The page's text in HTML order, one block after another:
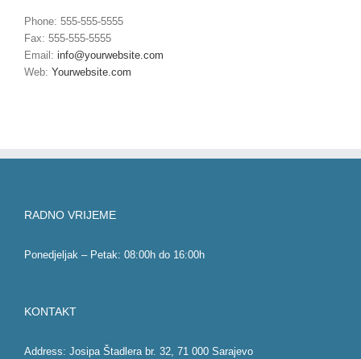
Phone: 555-555-5555
Fax: 555-555-5555
Email: info@yourwebsite.com
Web: Yourwebsite.com
RADNO VRIJEME
Ponedjeljak – Petak: 08:00h do 16:00h
KONTAKT
Address: Josipa Štadlera br. 32, 71 000 Sarajevo